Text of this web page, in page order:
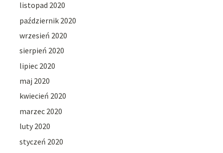
listopad 2020
październik 2020
wrzesień 2020
sierpień 2020
lipiec 2020
maj 2020
kwiecień 2020
marzec 2020
luty 2020
styczeń 2020